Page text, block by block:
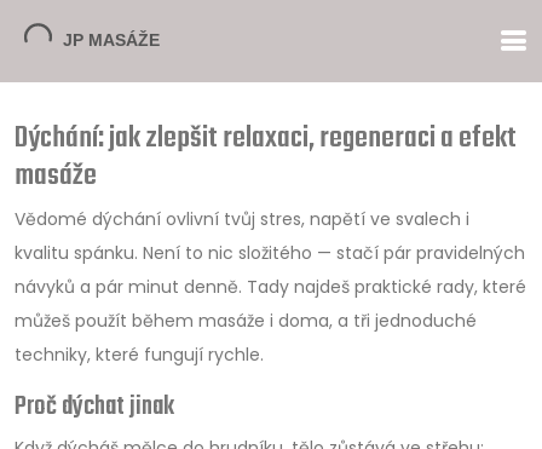
Dýchání: jak zlepšit relaxaci, regeneraci a efekt
masáže
Vědomé dýchání ovlivní tvůj stres, napětí ve svalech i
kvalitu spánku. Není to nic složitého — stačí pár pravidelných
návyků a pár minut denně. Tady najdeš praktické rady, které
můžeš použít během masáže i doma, a tři jednoduché
techniky, které fungují rychle.
Proč dýchat jinak